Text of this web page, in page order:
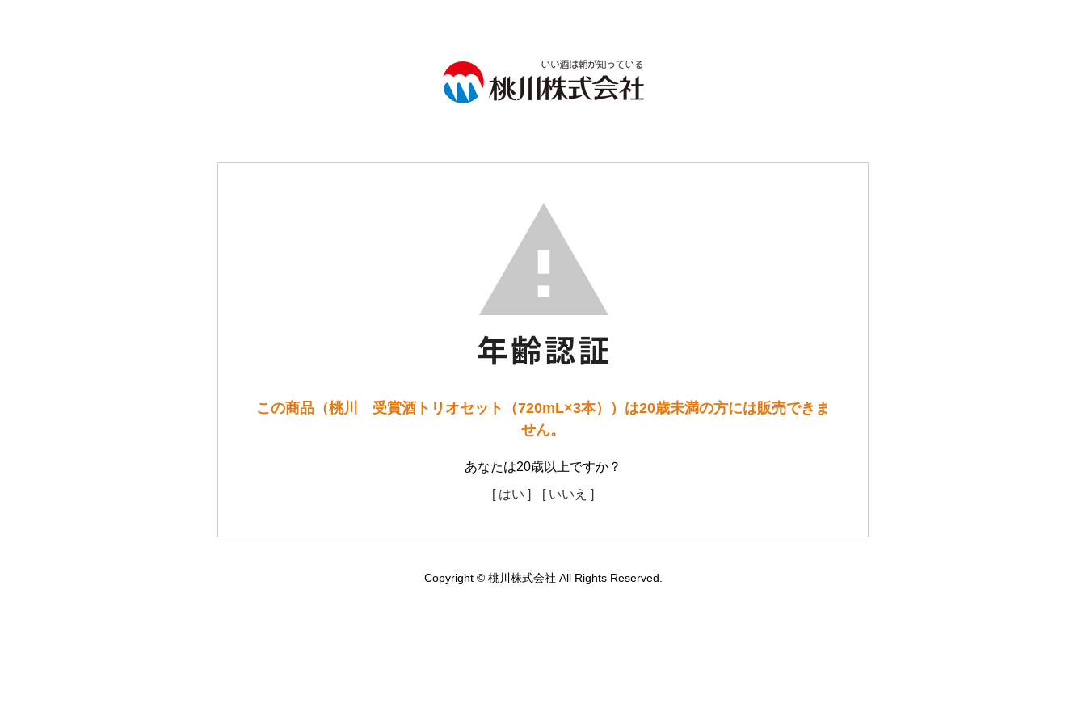
この商品（桃川 受賞酒トリオセット（720mL×3本））は20歳未満の方には販売できま
せん。
あなたは20歳以上ですか？
[ はい ]
[ いいえ ]
Copyright © 桃川株式会社 All Rights Reserved.